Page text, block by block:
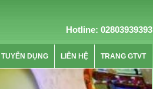
Hotline: 02803939393
TUYỂN DỤNG LIÊN HỆ TRANG GTVT